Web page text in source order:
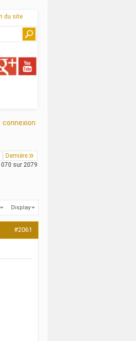
du site
connexion
Dernière
sur 2079
Display
#2061